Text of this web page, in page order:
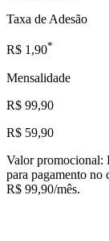
Taxa de Adesão
R$ 1,90*
Mensalidade
R$ 99,90
R$ 59,90
Valor promocional:
para pagamento no
R$ 99,90/mês.